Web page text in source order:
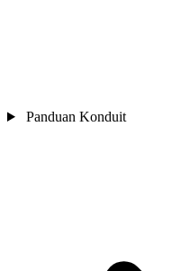
Panduan Konduit